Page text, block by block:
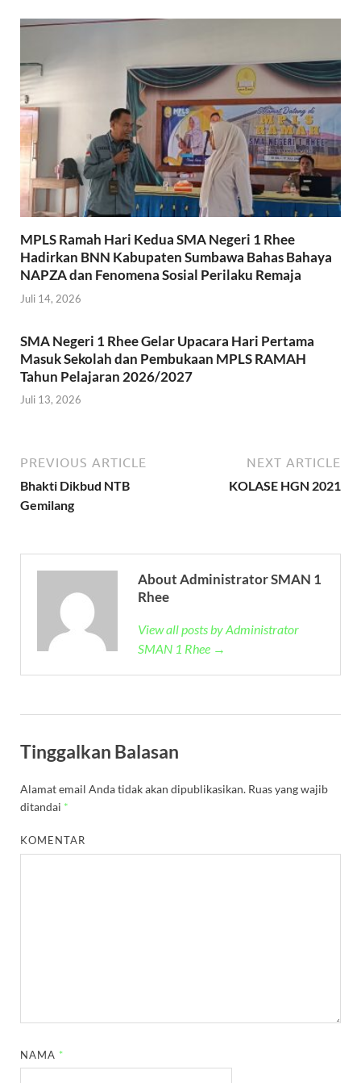
MPLS Ramah Hari Kedua SMA Negeri 1 Rhee
Hadirkan BNN Kabupaten Sumbawa Bahas Bahaya
NAPZA dan Fenomena Sosial Perilaku Remaja
Juli 14, 2026
SMA Negeri 1 Rhee Gelar Upacara Hari Pertama
Masuk Sekolah dan Pembukaan MPLS RAMAH
Tahun Pelajaran 2026/2027
Juli 13, 2026
PREVIOUS ARTICLE
Bhakti Dikbud NTB
Gemilang
NEXT ARTICLE
KOLASE HGN 2021
About Administrator SMAN 1
Rhee
View all posts by Administrator
SMAN 1 Rhee →
Tinggalkan Balasan
Alamat email Anda tidak akan dipublikasikan. Ruas yang wajib
ditandai *
KOMENTAR
NAMA *